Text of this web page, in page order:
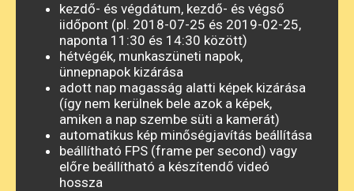
kezdő- és végdátum, kezdő- és végső
iidőpont (pl. 2018-07-25 és 2019-02-25,
naponta 11:30 és 14:30 között)
hétvégék, munkaszüneti napok,
ünnepnapok kizárása
adott nap magasság alatti képek kizárása
(így nem kerülnek bele azok a képek,
amiken a nap szembe süti a kamerát)
automatikus kép minőségjavítás beállítása
beállítható FPS (frame per second) vagy
előre beállítható a készítendő videó
hossza